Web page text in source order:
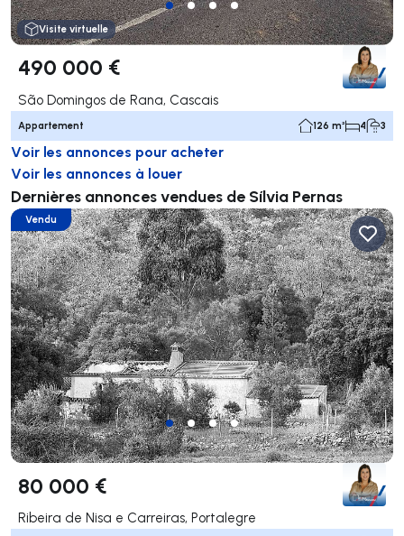
Visite virtuelle
490 000 €
São Domingos de Rana, Cascais
Appartement 126 m² 4 3
Voir les annonces pour acheter
Voir les annonces à louer
Dernières annonces vendues de Sílvia Pernas
Vendu
80 000 €
Ribeira de Nisa e Carreiras, Portalegre